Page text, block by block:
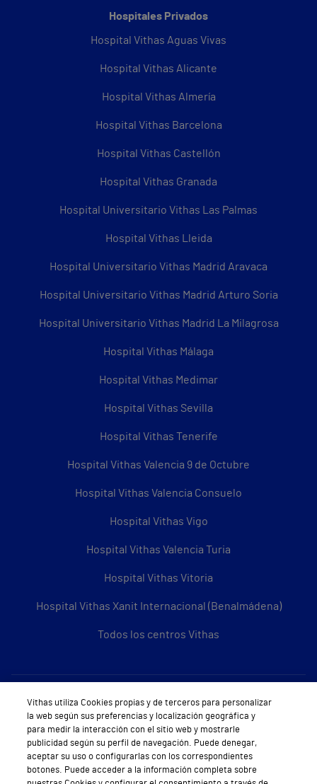
Hospitales Privados
Hospital Vithas Aguas Vivas
Hospital Vithas Alicante
Hospital Vithas Almería
Hospital Vithas Barcelona
Hospital Vithas Castellón
Hospital Vithas Granada
Hospital Universitario Vithas Las Palmas
Hospital Vithas Lleida
Hospital Universitario Vithas Madrid Aravaca
Hospital Universitario Vithas Madrid Arturo Soria
Hospital Universitario Vithas Madrid La Milagrosa
Hospital Vithas Málaga
Hospital Vithas Medimar
Hospital Vithas Sevilla
Hospital Vithas Tenerife
Hospital Vithas Valencia 9 de Octubre
Hospital Vithas Valencia Consuelo
Hospital Vithas Vigo
Hospital Vithas Valencia Turia
Hospital Vithas Vitoria
Hospital Vithas Xanit Internacional (Benalmádena)
Todos los centros Vithas
Sobre Vithas
Quiénes somos
Trabajar en Vithas
Teléfono Cita Médica
Vithas utiliza Cookies propias y de terceros para personalizar
la web según sus preferencias y localización geográfica y
para medir la interacción con el sitio web y mostrarle
publicidad según su perfil de navegación. Puede denegar,
aceptar su uso o configurarlas con los correspondientes
botones. Puede acceder a la información completa sobre